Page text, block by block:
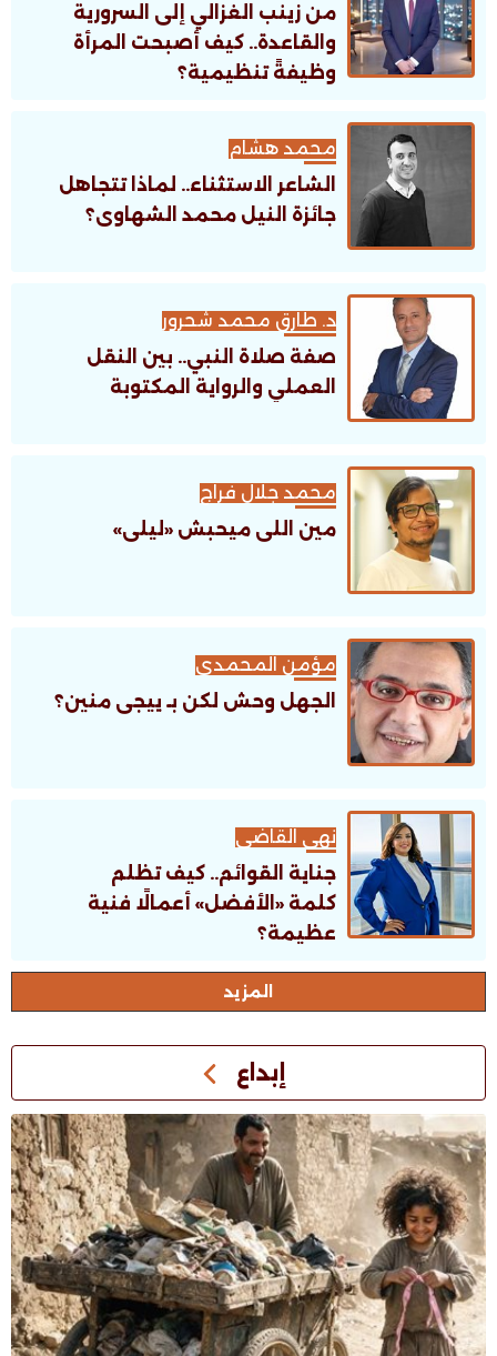
من زينب الغزالي إلى السرورية
والقاعدة.. كيف أصبحت المرأة
وظيفةً تنظيمية؟
محمد هشام
الشاعر الاستثناء.. لماذا تتجاهل
جائزة النيل محمد الشهاوى؟
د. طارق محمد شحرور
صفة صلاة النبي.. بين النقل
العملي والرواية المكتوبة
محمد جلال فراج
مين اللى ميحبش «ليلى»
مؤمن المحمدى
الجهل وحش لكن بـ ييجى منين؟
نهى القاضى
جناية القوائم.. كيف تظلم
كلمة «الأفضل» أعمالًا فنية
عظيمة؟
اﻟﻤﺰﻳﺪ
إبداع